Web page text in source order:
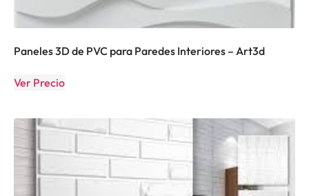
Paneles 3D de PVC para Paredes Interiores – Art3d
Ver Precio